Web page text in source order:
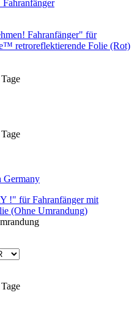
Fahranfänger" für
retroreflektierende Folie (Rot)
!" für Fahranfänger mit
(Ohne Umrandung)